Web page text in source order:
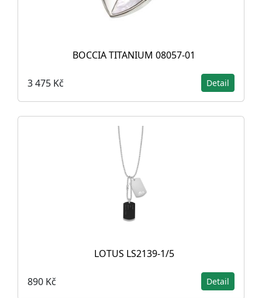
BOCCIA TITANIUM 08057-01
3 475 Kč Detail
LOTUS LS2139-1/5
890 Kč Detail